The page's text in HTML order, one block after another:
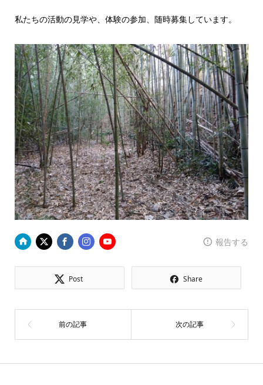
私たちの活動の見学や、体験の参加、随時募集しています。
報告する
Post Share